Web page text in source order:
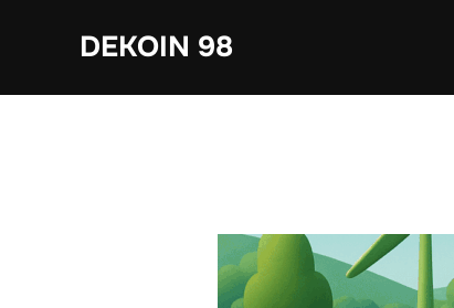
DEKOIN 98